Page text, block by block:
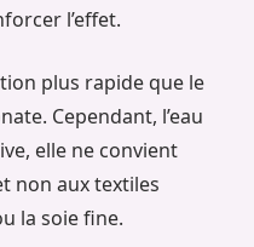
l’effet.
plus rapide que le
Cependant, l’eau
elle ne convient
non aux textiles
la soie fine.